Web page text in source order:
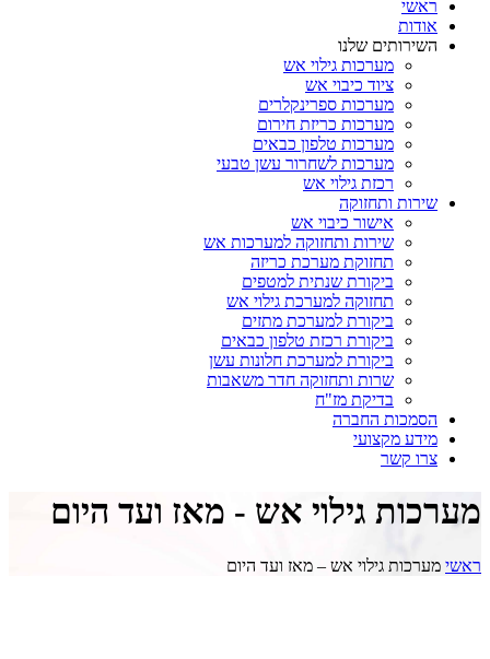
ראשי
אודות
השירותים שלנו
מערכות גילוי אש
ציוד כיבוי אש
מערכות ספרינקלרים
מערכות כריזת חירום
מערכות טלפון כבאים
מערכות לשחרור עשן טבעי
רכזת גילוי אש
שירות ותחזוקה
אישור כיבוי אש
שירות ותחזוקה למערכות אש
תחזוקת מערכת כריזה
ביקורת שנתית למטפים
תחזוקה למערכת גילוי אש
ביקורת למערכת מתזים
ביקורת רכזת טלפון כבאים
ביקורת למערכת חלונות עשן
שרות ותחזוקה חדר משאבות
בדיקת מז"ח
הסמכות החברה
מידע מקצועי
צרו קשר
מערכות גילוי אש - מאז ועד היום
ראשי מערכות גילוי אש – מאז ועד היום